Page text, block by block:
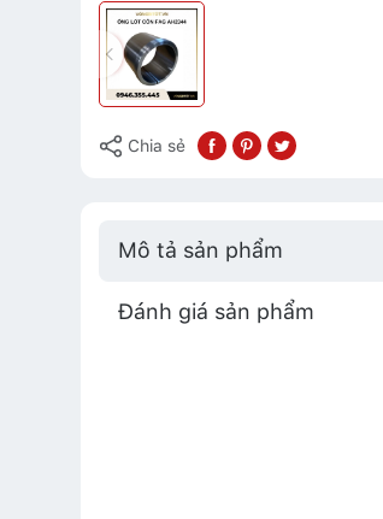
Chia sẻ
Mô tả sản phẩm
Đánh giá sản phẩm